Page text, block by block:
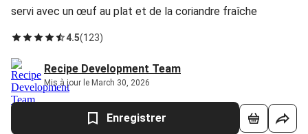
servi avec un œuf au plat et de la coriandre fraîche
4.5(123)
Recipe Development Team
Mis à jour le March 30, 2026
Enregistrer